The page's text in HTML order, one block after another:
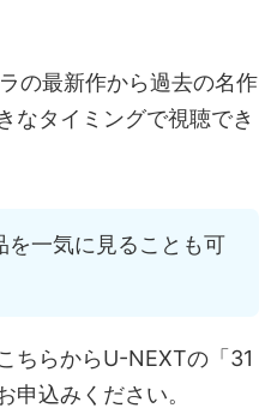
の最新作から過去の名作
なタイミングで視聴でき
を一気に見ることも可
ちらからU-NEXTの「31
申込みください。